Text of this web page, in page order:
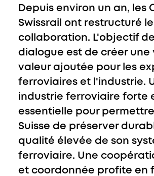
Depuis environ un an, les
Swissrail ont restructuré
collaboration. L'objectif
dialogue est de créer une
valeur ajoutée pour les
ferroviaires et l'industrie.
industrie ferroviaire forte
essentielle pour
Suisse de préserver
qualité élevée de son
ferroviaire. Une
et coordonnée profite en